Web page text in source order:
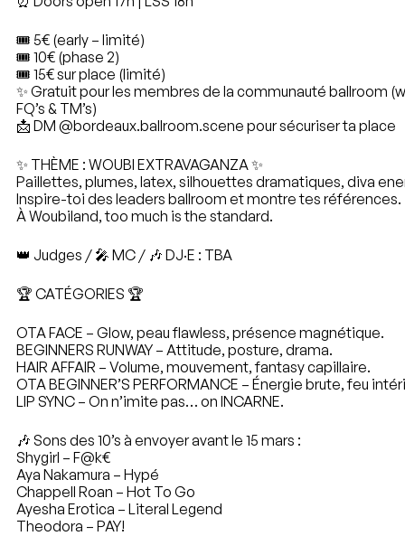
🎟️ 5€ (early – limité)
🎟️ 10€ (phase 2)
🎟️ 15€ sur place (limité)
✨ Gratuit pour les membres de la communauté ballroom
FQ’s & TM’s)
📩 DM @bordeaux.ballroom.scene pour sécuriser ta place
✨ THÈME : WOUBI EXTRAVAGANZA ✨
Paillettes, plumes, latex, silhouettes dramatiques, diva
Inspire-toi des leaders ballroom et montre tes références.
À Woubiland, too much is the standard.
👑 Judges / 🎤 MC / 🎶 DJ·E : TBA
🏆 CATÉGORIES 🏆
OTA FACE – Glow, peau flawless, présence magnétique.
BEGINNERS RUNWAY – Attitude, posture, drama.
HAIR AFFAIR – Volume, mouvement, fantasy capillaire.
OTA BEGINNER’S PERFORMANCE – Énergie brute, feu
LIP SYNC – On n’imite pas… on INCARNE.
🎶 Sons des 10’s à envoyer avant le 15 mars :
Shygirl – F@k€
Aya Nakamura – Hypé
Chappell Roan – Hot To Go
Ayesha Erotica – Literal Legend
Theodora – PAY!